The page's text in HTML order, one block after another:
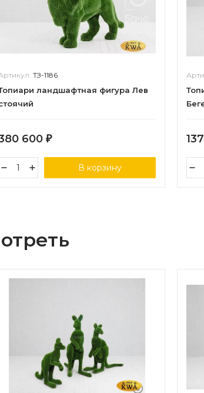
ТЗ-1186
ландшафтная фигура Лев
600 ₽
В корзину